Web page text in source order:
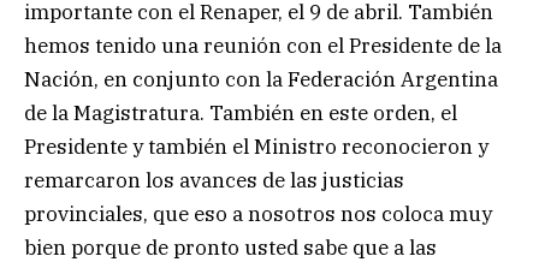
importante con el Renaper, el 9 de abril. También
hemos tenido una reunión con el Presidente de la
Nación, en conjunto con la Federación Argentina
de la Magistratura. También en este orden, el
Presidente y también el Ministro reconocieron y
remarcaron los avances de las justicias
provinciales, que eso a nosotros nos coloca muy
bien porque de pronto usted sabe que a las